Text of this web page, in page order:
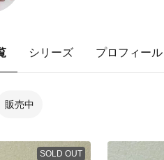
シリーズ プロフィール
販売中
SOLD OUT